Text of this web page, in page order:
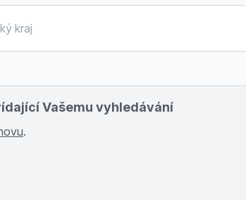
Vašemu vyhledávání
.